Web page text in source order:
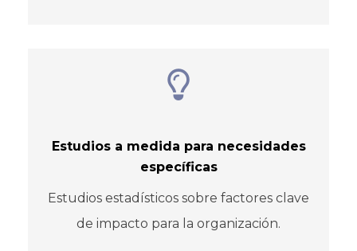
Estudios a medida para necesidades
específicas
Estudios estadísticos sobre factores clave
de impacto para la organización.